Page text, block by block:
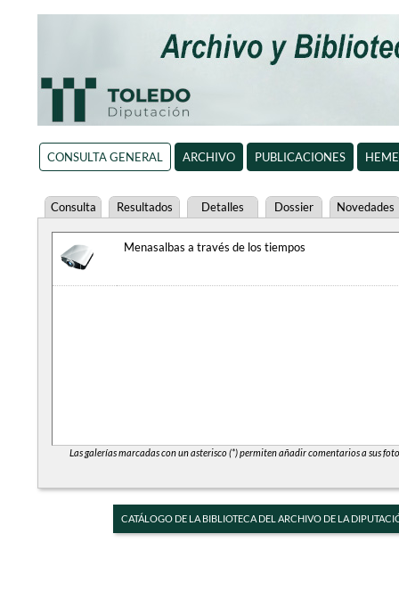
CONSULTA GENERAL ARCHIVO PUBLICACIONES
Consulta Resultados Detalles Dossier Novedades
Menasalbas a través de los tiempos
Las galerías marcadas con un asterisco (*) permiten añadir comentarios a sus
CATÁLOGO DE LA BIBLIOTECA DEL ARCHIVO DE LA